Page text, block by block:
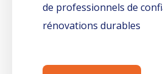
de professionnels de
rénovations durables